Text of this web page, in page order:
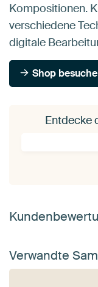
Kompositionen.
verschiedene
digitale
Shop
Entdecke
Verwandte